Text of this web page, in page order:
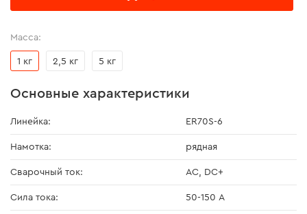
Масса:
1 кг 2,5 кг 5 кг
Основные характеристики
Линейка: ЕR70S-6
Намотка: рядная
Сварочный ток: AC, DC+
Сила тока: 50-150 А